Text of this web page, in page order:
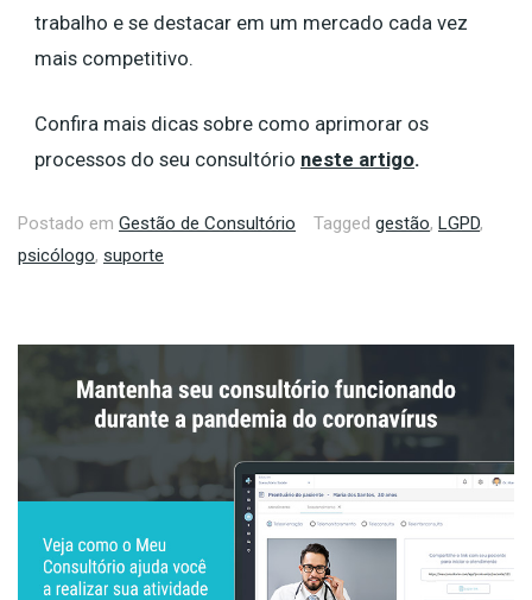
trabalho e se destacar em um mercado cada vez
mais competitivo.
Confira mais dicas sobre como aprimorar os
processos do seu consultório neste artigo.
Postado em Gestão de Consultório Tagged gestão, LGPD,
psicólogo, suporte